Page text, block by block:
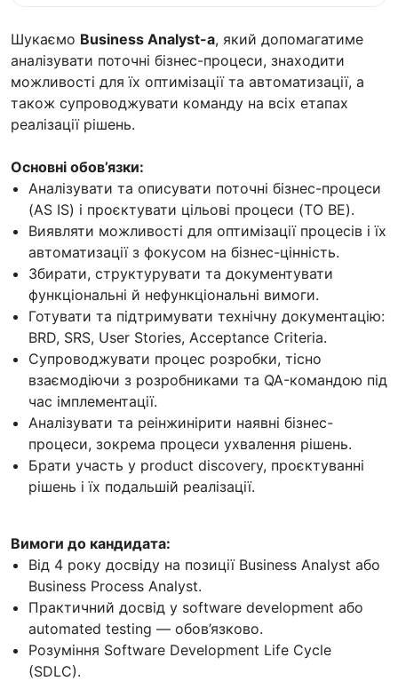
Шукаємо Business Analyst-а, який допомагатиме
аналізувати поточні бізнес-процеси, знаходити
можливості для їх оптимізації та автоматизації, а
також супроводжувати команду на всіх етапах
реалізації рішень.
Основні обов’язки:
Аналізувати та описувати поточні бізнес-процеси
(AS IS) і проєктувати цільові процеси (TO BE).
Виявляти можливості для оптимізації процесів і їх
автоматизації з фокусом на бізнес-цінність.
Збирати, структурувати та документувати
функціональні й нефункціональні вимоги.
Готувати та підтримувати технічну документацію:
BRD, SRS, User Stories, Acceptance Criteria.
Супроводжувати процес розробки, тісно
взаємодіючи з розробниками та QA-командою під
час імплементації.
Аналізувати та реінжинірити наявні бізнес-
процеси, зокрема процеси ухвалення рішень.
Брати участь у product discovery, проєктуванні
рішень і їх подальшій реалізації.
Вимоги до кандидата:
Від 4 року досвіду на позиції Business Analyst або
Business Process Analyst.
Практичний досвід у software development або
automated testing — обов’язково.
Розуміння Software Development Life Cycle
(SDLC).